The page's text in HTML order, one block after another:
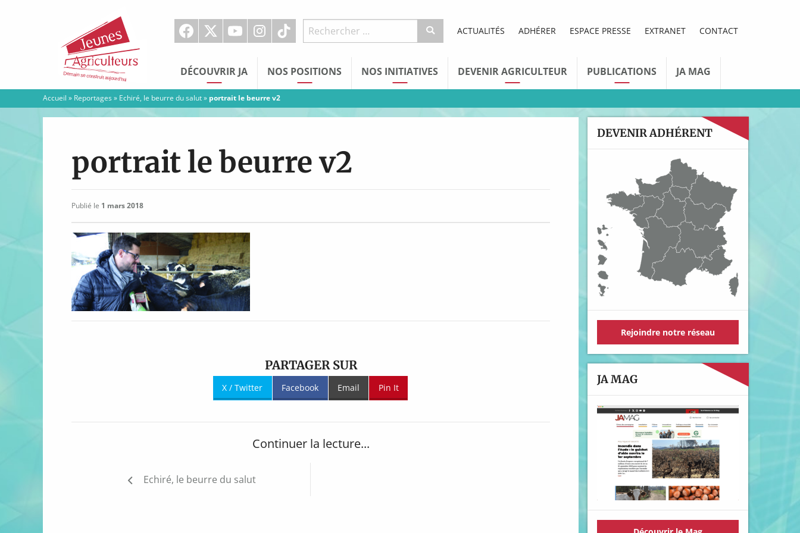
Agriculteurs
ACTUALITÉS ADHÉRER ESPACE PRESSE EXTRANET CONTACT
DÉCOUVRIR JA NOS POSITIONS NOS INITIATIVES DEVENIR AGRICULTEUR PUBLICATIONS JA MAG
Accueil » Reportages» Echiré, le beurre du salut» portrait le beurre v2
portrait le beurre v2
Publié le 1 mars 2018
PARTAGER SUR
X / Twitter Facebook Email Pin It
Continuer la lecture...
NavigationEchiré, le beurre du salut
DEVENIR ADHÉRENT
Rejoindre notre réseau
JA MAG